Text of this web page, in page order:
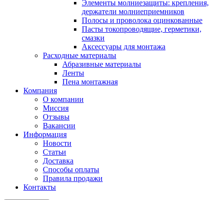
Элементы молниезащиты: крепления,
держатели молниеприемников
Полосы и проволока оцинкованные
Пасты токопроводящие, герметики,
смазки
Аксессуары для монтажа
Расходные материалы
Абразивные материалы
Ленты
Пена монтажная
Компания
О компании
Миссия
Отзывы
Вакансии
Информация
Новости
Статьи
Доставка
Способы оплаты
Правила продажи
Контакты